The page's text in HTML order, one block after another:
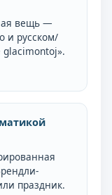
вещь —
и русском/
glacimontoj».
праздник.